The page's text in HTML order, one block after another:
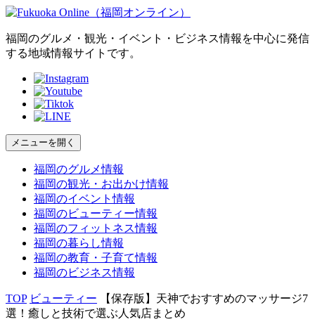
福岡のグルメ・観光・イベント・ビジネス情報を中心に発信
する地域情報サイトです。
メニューを開く
福岡のグルメ情報
福岡の観光・お出かけ情報
福岡のイベント情報
福岡のビューティー情報
福岡のフィットネス情報
福岡の暮らし情報
福岡の教育・子育て情報
福岡のビジネス情報
TOP ビューティー
【保存版】天神でおすすめのマッサージ7
選！癒しと技術で選ぶ人気店まとめ